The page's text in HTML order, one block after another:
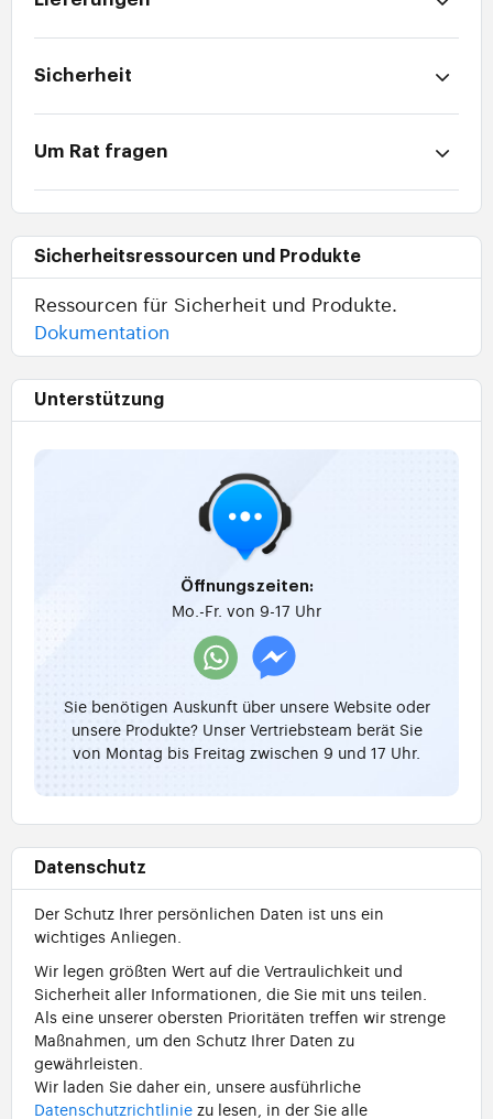
Sicherheit
Um Rat fragen
Sicherheitsressourcen und Produkte
Ressourcen für Sicherheit und Produkte.
Dokumentation
Unterstützung
Öffnungszeiten:
Mo.-Fr. von 9-17 Uhr
Sie benötigen Auskunft über unsere Website oder
unsere Produkte? Unser Vertriebsteam berät Sie
von Montag bis Freitag zwischen 9 und 17 Uhr.
Datenschutz
Der Schutz Ihrer persönlichen Daten ist uns ein
wichtiges Anliegen.
Wir legen größten Wert auf die Vertraulichkeit und
Sicherheit aller Informationen, die Sie mit uns teilen.
Als eine unserer obersten Prioritäten treffen wir strenge
Maßnahmen, um den Schutz Ihrer Daten zu
gewährleisten.
Wir laden Sie daher ein, unsere ausführliche
Datenschutzrichtlinie zu lesen, in der Sie alle